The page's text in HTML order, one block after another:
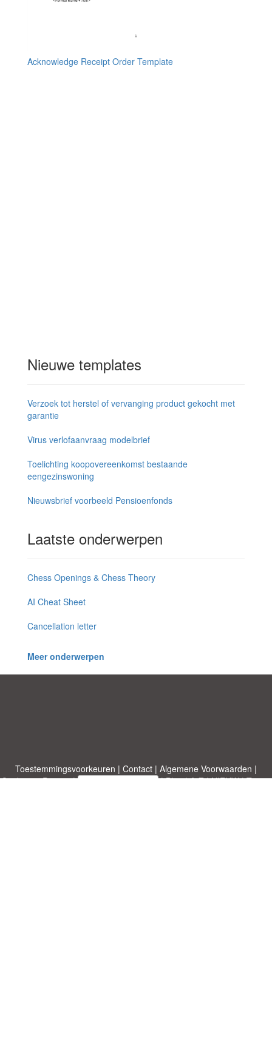
Acknowledge Receipt Order Template
Nieuwe templates
Verzoek tot herstel of vervanging product gekocht met
garantie
Virus verlofaanvraag modelbrief
Toelichting koopovereenkomst bestaande
eengezinswoning
Nieuwsbrief voorbeeld Pensioenfonds
Laatste onderwerpen
Chess Openings & Chess Theory
AI Cheat Sheet
Cancellation letter
Meer onderwerpen
Toestemmingsvoorkeuren | Contact | Algemene Voorwaarden |
Cookies & Privacy| |Blog|A-Z|NIEUW|Topics